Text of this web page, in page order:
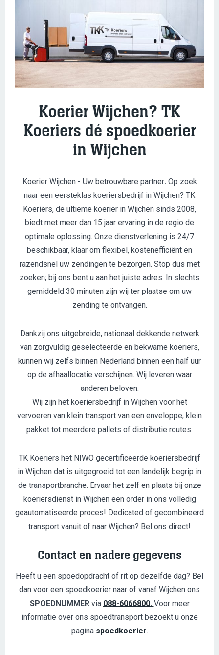
Koerier Wijchen? TK
Koeriers dé spoedkoerier
in Wijchen
Koerier Wijchen - Uw betrouwbare partner. Op zoek
naar een eersteklas koeriersbedrijf in Wijchen? TK
Koeriers, de ultieme koerier in Wijchen sinds 2008,
biedt met meer dan 15 jaar ervaring in de regio de
optimale oplossing. Onze dienstverlening is 24/7
beschikbaar, klaar om flexibel, kostenefficiënt en
razendsnel uw zendingen te bezorgen. Stop dus met
zoeken; bij ons bent u aan het juiste adres. In slechts
gemiddeld 30 minuten zijn wij ter plaatse om uw
zending te ontvangen.
Dankzij ons uitgebreide, nationaal dekkende netwerk
van zorgvuldig geselecteerde en bekwame koeriers,
kunnen wij zelfs binnen Nederland binnen een half uur
op de afhaallocatie verschijnen. Wij leveren waar
anderen beloven.
Wij zijn het koeriersbedrijf in Wijchen voor het
vervoeren van klein transport van een enveloppe, klein
pakket tot meerdere pallets of distributie routes.
TK Koeriers het NIWO gecertificeerde koeriersbedrijf
in Wijchen dat is uitgegroeid tot een landelijk begrip in
de transportbranche. Ervaar het zelf en plaats bij onze
koeriersdienst in Wijchen een order in ons volledig
geautomatiseerde proces! Dedicated of gecombineerd
transport vanuit of naar Wijchen? Bel ons direct!
Contact en nadere gegevens
Heeft u een spoedopdracht of rit op dezelfde dag? Bel
dan voor een spoedkoerier naar of vanaf Wijchen ons
SPOEDNUMMERvia 088-6066800. Voor meer
informatie over ons spoedtransport bezoekt u onze
pagina spoedkoerier.